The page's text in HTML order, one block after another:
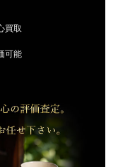
買取
可能